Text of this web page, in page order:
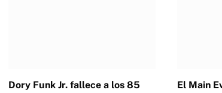
Dory Funk Jr. fallece a los 85
El Main